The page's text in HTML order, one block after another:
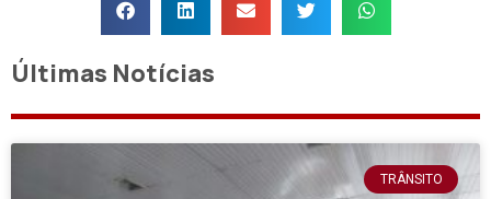
Últimas Notícias
TRÂNSITO